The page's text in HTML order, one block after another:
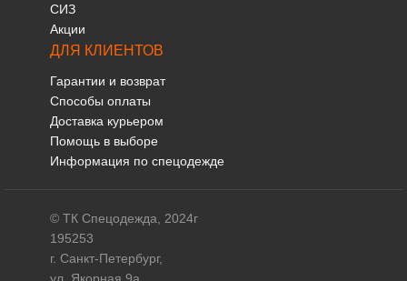
СИЗ
Акции
ДЛЯ КЛИЕНТОВ
Гарантии и возврат
Способы оплаты
Доставка курьером
Помощь в выборе
Информация по спецодежде
© ТК Спецодежда, 2024г
195253
г. Санкт-Петербург,